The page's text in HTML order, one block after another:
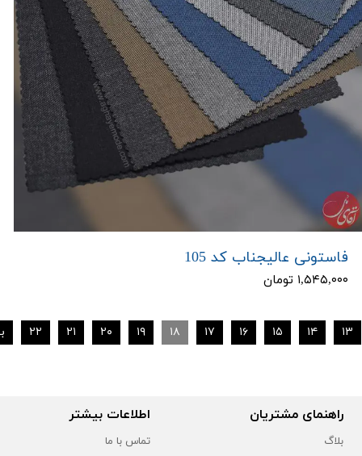
فاستونی عالیجناب کد 105
۱,۵۴۵,۰۰۰ تومان
۱۳ ۱۴ ۱۵ ۱۶ ۱۷ ۱۸ ۱۹ ۲۰ ۲۱ ۲۲
راهنمای مشتریان
بلاگ
اطلاعات بیشتر
تماس با ما